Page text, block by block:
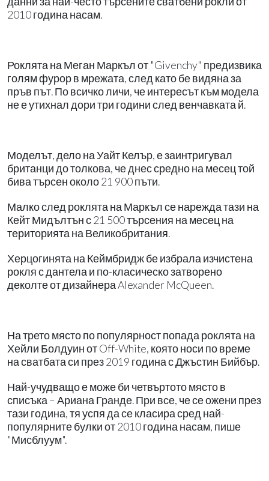
2010 година насам.
Роклята на Меган Маркъл от "Givenchy" предизвика
голям фурор в мрежата, след като бе видяна за
пръв път. По всичко личи, че интересът към модела
не е утихнал дори три години след венчавката й.
Моделът, дело на Уайт Келър, е заинтригувал
британци до толкова, че днес средно на месец той
бива търсен около 21 900 пъти.
Малко след роклята на Маркъл се нарежда тази на
Кейт Мидълтън с 21 500 търсения на месец на
територията на Великобритания.
Херцогинята на Кеймбридж бе избрала изчистена
рокля с дантела и по-класическо затворено
деколте от дизайнера Alexander McQueen.
На трето място по популярност попада роклята на
Хейли Болдуин от Off-White, която носи по време
на сватбата си през 2019 година с Джъстин Бийбър.
Най-учудващо е може би четвъртото място в
списъка – Ариана Гранде. При все, че се ожени през
тази година, тя успя да се класира сред най-
популярните булки от 2010 година насам, пише
"Мисблуум".